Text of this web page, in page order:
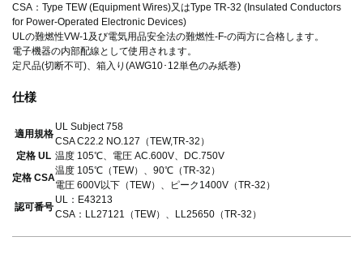
CSA：Type TEW (Equipment Wires)又はType TR-32 (Insulated Conductors
for Power-Operated Electronic Devices)
ULの難燃性VW-1及び電気用品安全法の難燃性-F-の両方に合格します。
電子機器の内部配線として使用されます。
定尺品(切断不可)、箱入り(AWG10･12単色のみ紙巻)
仕様
適用規格
UL Subject 758
CSA C22.2 NO.127（TEW,TR-32）
定格 UL 温度 105℃、電圧 AC.600V、DC.750V
定格 CSA
温度 105℃（TEW）、90℃（TR-32）
電圧 600V以下（TEW）、ピーク1400V（TR-32）
認可番号
UL：E43213
CSA：LL27121（TEW）、LL25650（TR-32）